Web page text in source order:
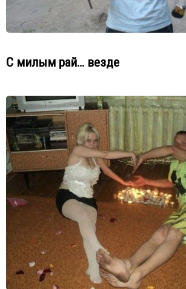
С милым рай… везде